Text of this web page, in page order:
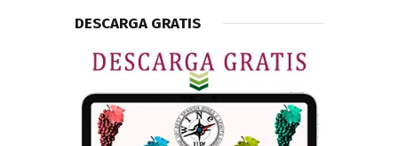
DESCARGA GRATIS